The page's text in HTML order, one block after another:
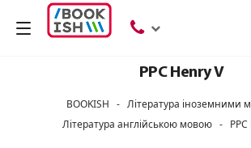
PPC Henry V
BOOKISH - Література іноземними
Література англійською мовою -